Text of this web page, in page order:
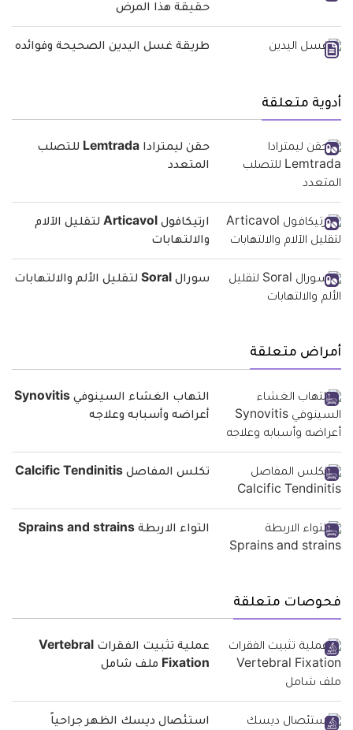
حقيقة هذا المرض
طريقة غسل اليدين الصحيحة وفوائده
أدوية متعلقة
حقن ليمترادا Lemtrada للتصلب
المتعدد
ارتيكافول Articavol لتقليل الآلام
والالتهابات
سورال Soral لتقليل الألم والالتهابات
أمراض متعلقة
التهاب الغشاء السينوفي Synovitis
أعراضه وأسبابه وعلاجه
تكلس المفاصل Calcific Tendinitis
التواء الاربطة Sprains and strains
فحوصات متعلقة
عملية تثبيت الفقرات Vertebral
Fixation ملف شامل
استئصال ديسك الظهر جراحياً